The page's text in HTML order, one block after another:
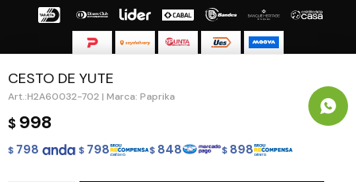
CESTO DE YUTE
H2A60032-702 | Marca: Paprika
$ 998
$ 798 $ 798 $ 848 $ 898
© Copyright 2026 / Guapa - Paprika